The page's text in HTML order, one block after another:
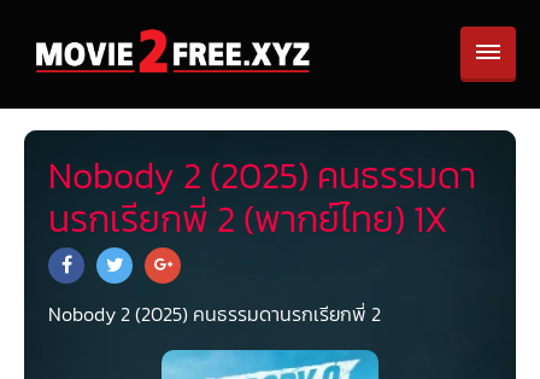
Nobody 2 (2025) คนธรรมดา
นรกเรียกพี่ 2 (พากย์ไทย) 1X
Nobody 2 (2025) คนธรรมดานรกเรียกพี่ 2